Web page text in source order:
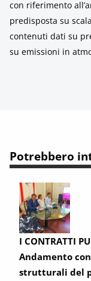
con riferimento
predisposta su
contenuti dati su
su emissioni in
Potrebbero
I CONTRATTI
Andamento
strutturali del